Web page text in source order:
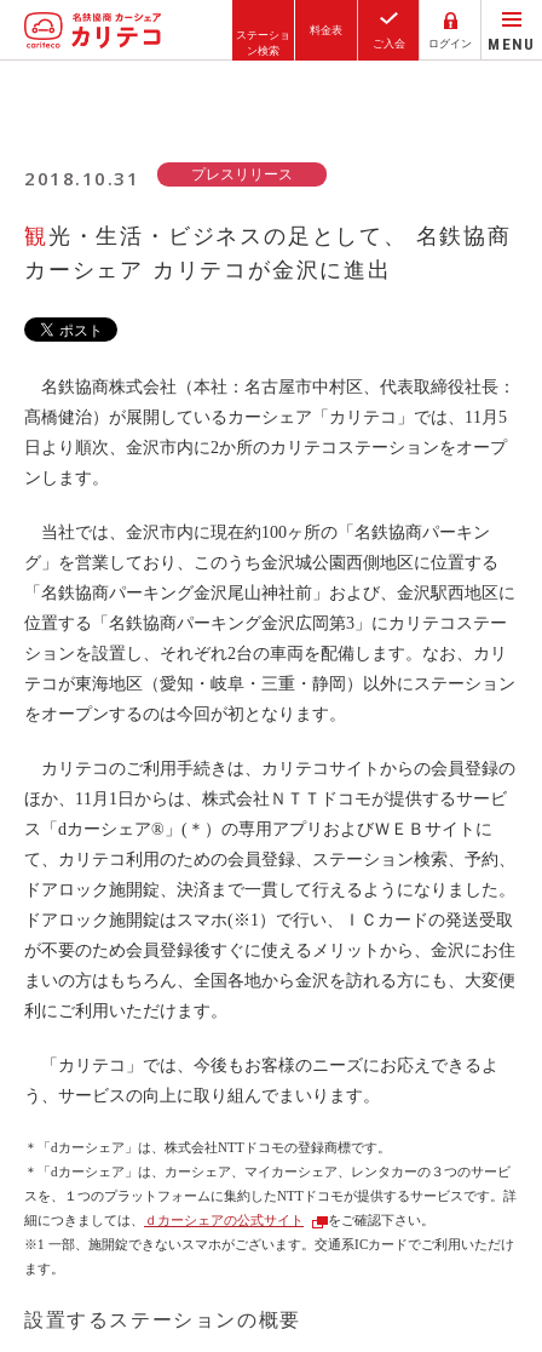
ステーショ
ン検索
料金表
ご入会
ログイン MENU
ステーション検索
大阪エリア
駅近／直結
カーシェアリングとは
ご利用の流れ
コストシミュレーション
ライド&カーシェア
モデルコース
カリテコの魅力
BMW/MINI
シーン別車種のご案内
名鉄協商パーキング無料
名鉄ミューズポイント
快適カーシェアリング
乗り乗り連携サービス
お客様の声
ご入会方法
学生はおトク！
マイナ免許証
よくある質問
2018.10.31 プレスリリース
観光・生活・ビジネスの足として、 名鉄協商
カーシェア カリテコが金沢に進出
名鉄協商株式会社（本社：名古屋市中村区、代表取締役社長：
髙橋健治）が展開しているカーシェア「カリテコ」では、11月5
日より順次、金沢市内に2か所のカリテコステーションをオープ
ンします。
当社では、金沢市内に現在約100ヶ所の「名鉄協商パーキン
グ」を営業しており、このうち金沢城公園西側地区に位置する
「名鉄協商パーキング金沢尾山神社前」および、金沢駅西地区に
位置する「名鉄協商パーキング金沢広岡第3」にカリテコステー
ションを設置し、それぞれ2台の車両を配備します。なお、カリ
テコが東海地区（愛知・岐阜・三重・静岡）以外にステーション
をオープンするのは今回が初となります。
カリテコのご利用手続きは、カリテコサイトからの会員登録の
ほか、11月1日からは、株式会社ＮＴＴドコモが提供するサービ
ス「dカーシェア®」(＊）の専用アプリおよびＷＥＢサイトに
て、カリテコ利用のための会員登録、ステーション検索、予約、
ドアロック施開錠、決済まで一貫して行えるようになりました。
ドアロック施開錠はスマホ(※1）で行い、ＩＣカードの発送受取
が不要のため会員登録後すぐに使えるメリットから、金沢にお住
まいの方はもちろん、全国各地から金沢を訪れる方にも、大変便
利にご利用いただけます。
「カリテコ」では、今後もお客様のニーズにお応えできるよ
う、サービスの向上に取り組んでまいります。
＊「dカーシェア」は、株式会社NTTドコモの登録商標です。
＊「dカーシェア」は、カーシェア、マイカーシェア、レンタカーの３つのサービ
スを、１つのプラットフォームに集約したNTTドコモが提供するサービスです。詳
細につきましては、
ｄカーシェアの公式サイト
をご確認下さい。
※1 一部、施開錠できないスマホがございます。交通系ICカードでご利用いただけ
ます。
設置するステーションの概要